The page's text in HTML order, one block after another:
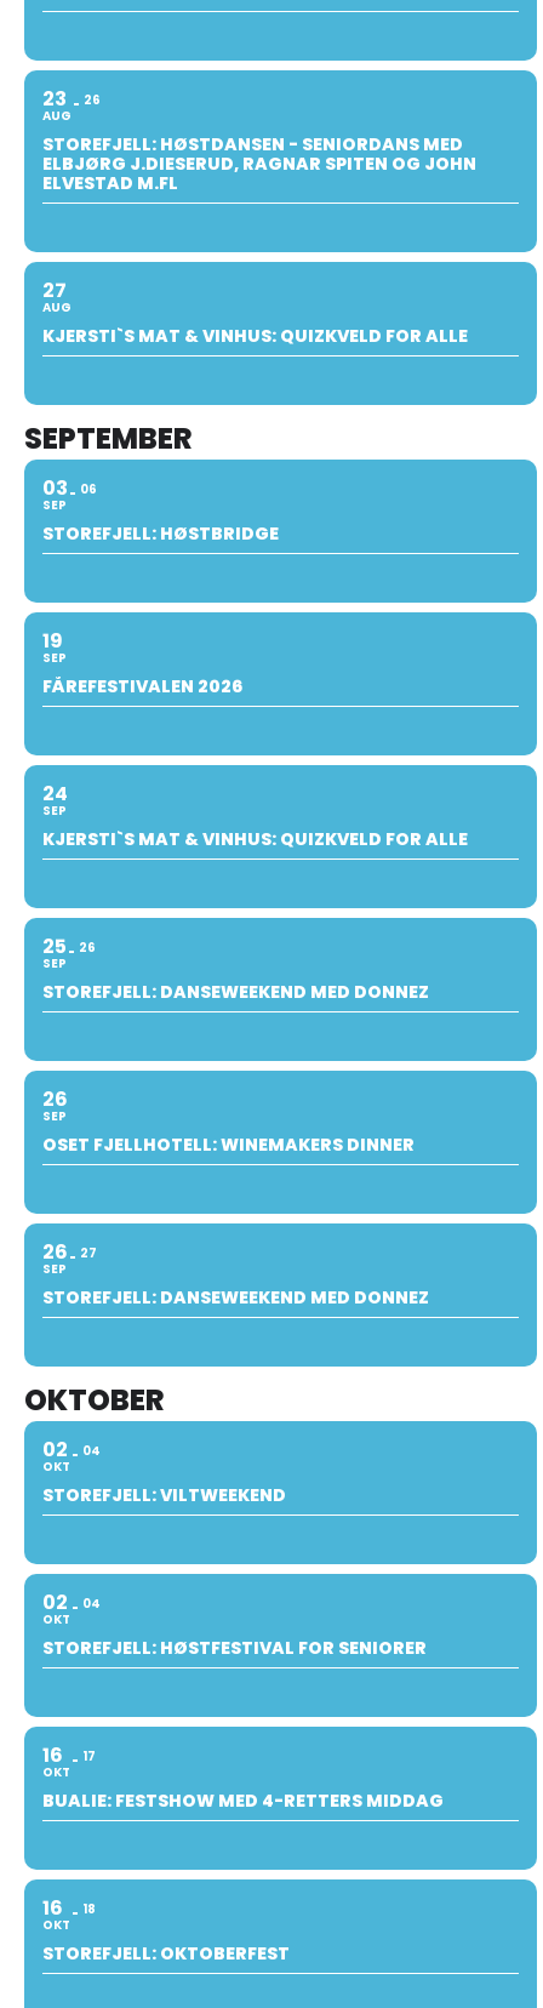
23
AUG
26
STOREFJELL: HØSTDANSEN - SENIORDANS MED
ELBJØRG J.DIESERUD, RAGNAR SPITEN OG JOHN
ELVESTAD M.FL
27
AUG
KJERSTI`S MAT & VINHUS: QUIZKVELD FOR ALLE
SEPTEMBER
03
SEP
06
STOREFJELL: HØSTBRIDGE
19
SEP
FÅREFESTIVALEN 2026
24
SEP
KJERSTI`S MAT & VINHUS: QUIZKVELD FOR ALLE
25
SEP
26
STOREFJELL: DANSEWEEKEND MED DONNEZ
26
SEP
OSET FJELLHOTELL: WINEMAKERS DINNER
26
SEP
27
STOREFJELL: DANSEWEEKEND MED DONNEZ
OKTOBER
02
OKT
04
STOREFJELL: VILTWEEKEND
02
OKT
04
STOREFJELL: HØSTFESTIVAL FOR SENIORER
16
OKT
17
BUALIE: FESTSHOW MED 4-RETTERS MIDDAG
16
OKT
18
STOREFJELL: OKTOBERFEST